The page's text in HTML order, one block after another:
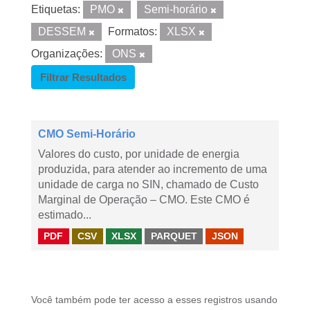
Etiquetas: PMO
Semi-horário
DESSEM
Formatos:
XLSX
Organizações:
ONS
Filtrar Resultados
CMO Semi-Horário
Valores do custo, por unidade de energia
produzida, para atender ao incremento de uma
unidade de carga no SIN, chamado de Custo
Marginal de Operação – CMO. Este CMO é
estimado...
PDF CSV XLSX PARQUET JSON
Você também pode ter acesso a esses registros usando